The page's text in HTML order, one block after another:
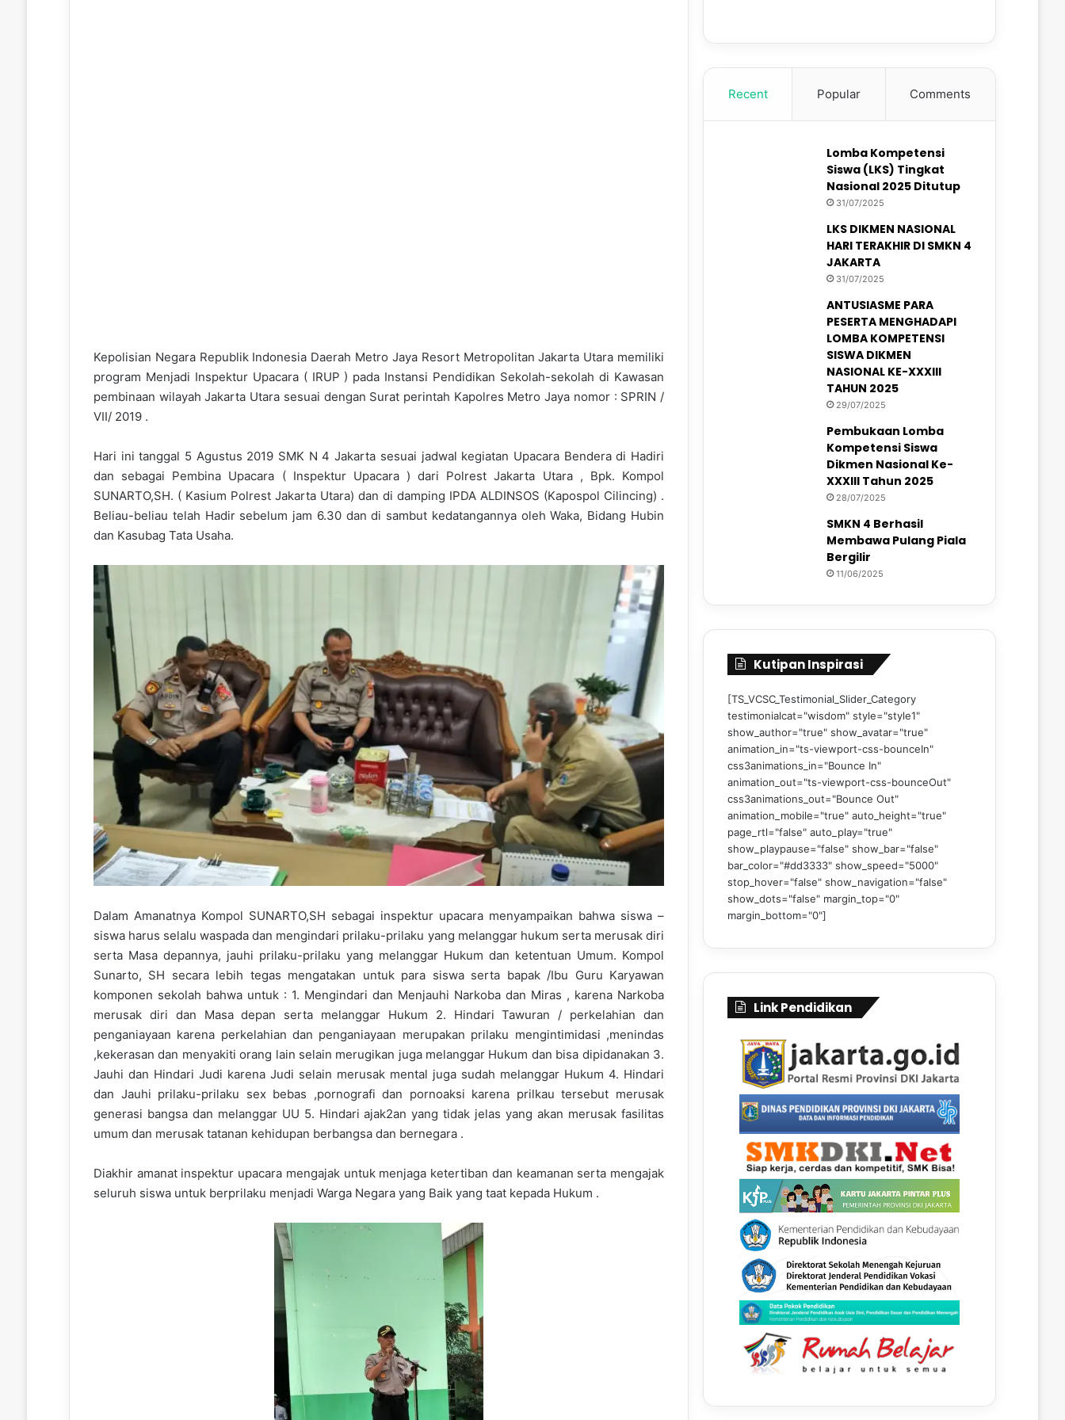
Kepolisian Negara Republik Indonesia Daerah Metro Jaya Resort Metropolitan Jakarta Utara memiliki
program Menjadi Inspektur Upacara ( IRUP ) pada Instansi Pendidikan Sekolah-sekolah di Kawasan
pembinaan wilayah Jakarta Utara sesuai dengan Surat perintah Kapolres Metro Jaya nomor : SPRIN /
VII/ 2019 .
Hari ini tanggal 5 Agustus 2019 SMK N 4 Jakarta sesuai jadwal kegiatan Upacara Bendera di Hadiri
dan sebagai Pembina Upacara ( Inspektur Upacara ) dari Polrest Jakarta Utara , Bpk. Kompol
SUNARTO,SH. ( Kasium Polrest Jakarta Utara) dan di damping IPDA ALDINSOS (Kapospol Cilincing) .
Beliau-beliau telah Hadir sebelum jam 6.30 dan di sambut kedatangannya oleh Waka, Bidang Hubin
dan Kasubag Tata Usaha.
Dalam Amanatnya Kompol SUNARTO,SH sebagai inspektur upacara menyampaikan bahwa siswa –
siswa harus selalu waspada dan mengindari prilaku-prilaku yang melanggar hukum serta merusak diri
serta Masa depannya, jauhi prilaku-prilaku yang melanggar Hukum dan ketentuan Umum. Kompol
Sunarto, SH secara lebih tegas mengatakan untuk para siswa serta bapak /Ibu Guru Karyawan
komponen sekolah bahwa untuk : 1. Mengindari dan Menjauhi Narkoba dan Miras , karena Narkoba
merusak diri dan Masa depan serta melanggar Hukum 2. Hindari Tawuran / perkelahian dan
penganiayaan karena perkelahian dan penganiayaan merupakan prilaku mengintimidasi ,menindas
,kekerasan dan menyakiti orang lain selain merugikan juga melanggar Hukum dan bisa dipidanakan 3.
Jauhi dan Hindari Judi karena Judi selain merusak mental juga sudah melanggar Hukum 4. Hindari
dan Jauhi prilaku-prilaku sex bebas ,pornografi dan pornoaksi karena prilkau tersebut merusak
generasi bangsa dan melanggar UU 5. Hindari ajak2an yang tidak jelas yang akan merusak fasilitas
umum dan merusak tatanan kehidupan berbangsa dan bernegara .
Diakhir amanat inspektur upacara mengajak untuk menjaga ketertiban dan keamanan serta mengajak
seluruh siswa untuk berprilaku menjadi Warga Negara yang Baik yang taat kepada Hukum .
Recent Popular Comments
Lomba Kompetensi
Siswa (LKS) Tingkat
Nasional 2025 Ditutup
31/07/2025
LKS DIKMEN NASIONAL
HARI TERAKHIR DI SMKN 4
JAKARTA
31/07/2025
ANTUSIASME PARA
PESERTA MENGHADAPI
LOMBA KOMPETENSI
SISWA DIKMEN
NASIONAL KE-XXXIII
TAHUN 2025
29/07/2025
Pembukaan Lomba
Kompetensi Siswa
Dikmen Nasional Ke-
XXXIII Tahun 2025
28/07/2025
SMKN 4 Berhasil
Membawa Pulang Piala
Bergilir
11/06/2025
Kutipan Inspirasi
[TS_VCSC_Testimonial_Slider_Category
testimonialcat="wisdom" style="style1"
show_author="true" show_avatar="true"
animation_in="ts-viewport-css-bounceIn"
css3animations_in="Bounce In"
animation_out="ts-viewport-css-bounceOut"
css3animations_out="Bounce Out"
animation_mobile="true" auto_height="true"
page_rtl="false" auto_play="true"
show_playpause="false" show_bar="false"
bar_color="#dd3333" show_speed="5000"
stop_hover="false" show_navigation="false"
show_dots="false" margin_top="0"
margin_bottom="0"]
Link Pendidikan